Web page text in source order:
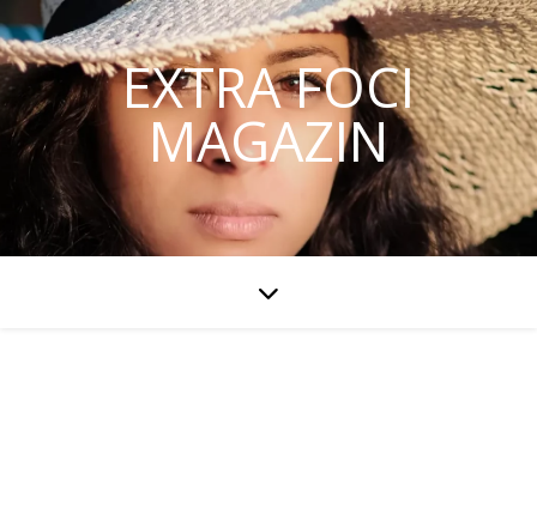
EXTRA FOCI
MAGAZIN